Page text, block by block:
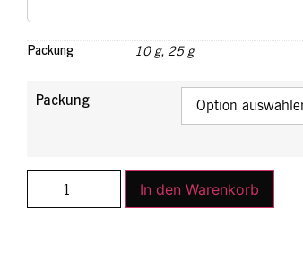
Packung 10 g, 25 g
Packung
In den Warenkorb